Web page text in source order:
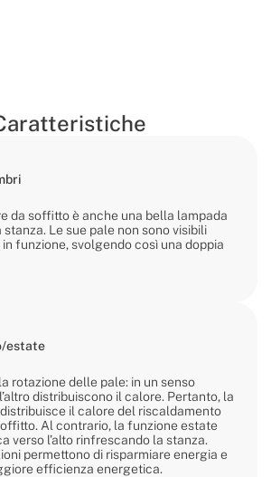
da soffitto è anche una bella lampada
Le sue pale non sono visibili
funzione, svolgendo così una doppia
estate
rotazione delle pale: in un senso
distribuiscono il calore. Pertanto, la
il calore del riscaldamento
Al contrario, la funzione estate
verso l’alto rinfrescando la stanza.
permettono di risparmiare energia e
efficienza energetica.